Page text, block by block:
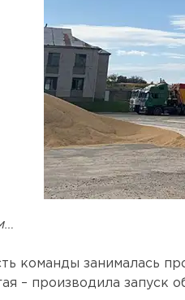
команды занималась
– производила запуск